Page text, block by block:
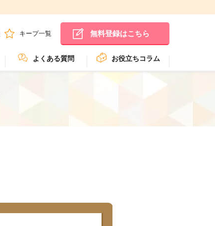
キープ一覧 無料登録はこちら
よくある質問 お役立ちコラム